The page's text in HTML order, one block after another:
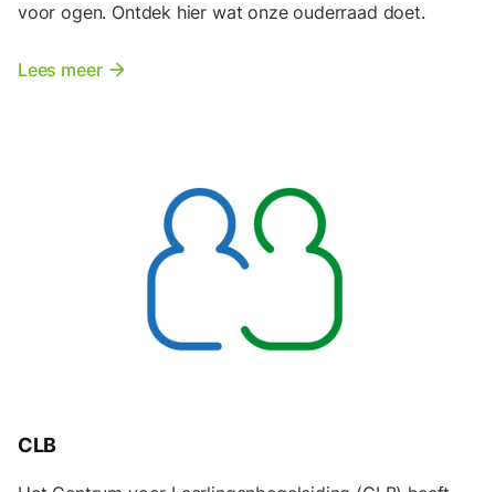
voor ogen. Ontdek hier wat onze ouderraad doet.
Lees meer arrow_forward
CLB